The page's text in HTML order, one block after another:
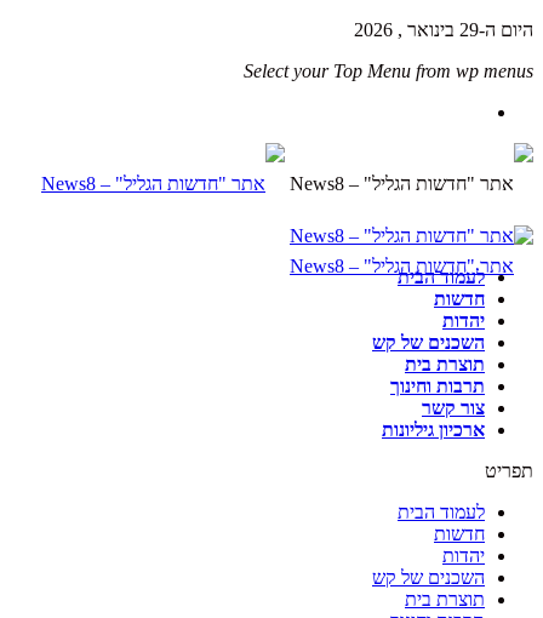
היום ה-29 בינואר , 2026
Select your Top Menu from wp menus
לעמוד הבית
חדשות
יהדות
השכנים של קש
תוצרת בית
תרבות וחינוך
צור קשר
ארכיון גיליונות
תפריט
לעמוד הבית
חדשות
יהדות
השכנים של קש
תוצרת בית